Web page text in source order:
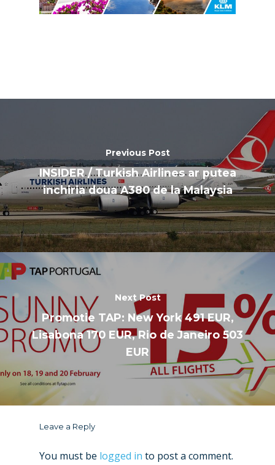
Previous Post
INSIDER / Turkish Airlines ar putea
inchiria doua A380 de la Malaysia
Next Post
Promotie TAP: New York 491 EUR,
Lisabona 170 EUR, Rio de Janeiro 503
EUR
Leave a Reply
You must be logged in to post a comment.